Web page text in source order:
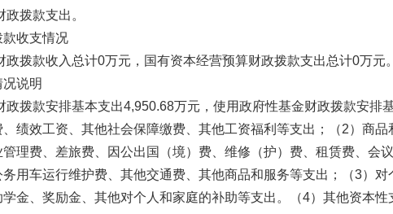
拨款支出。
款收支情况
拨款收入总计0万元，国有资本经营预算财政拨款支出总计0万元。
况说明
拨款安排基本支出4,950.68万元，使用政府性基金财政拨款安排基
、绩效工资、其他社会保障缴费、其他工资福利等支出；（2）商品
管理费、差旅费、因公出国（境）费、维修（护）费、租赁费、会
公务用车运行维护费、其他交通费、其他商品和服务等支出；（3）
学金、奖励金、其他对个人和家庭的补助等支出。（4）其他资本